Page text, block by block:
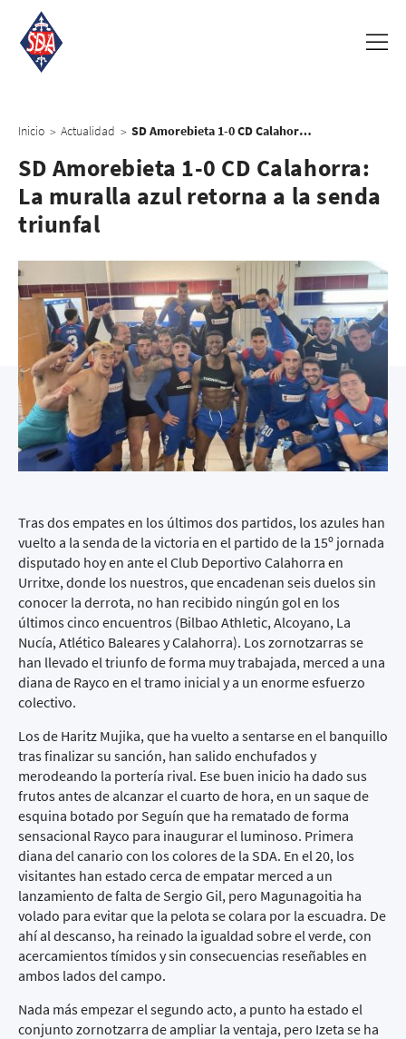
Inicio > Actualidad > SD Amorebieta 1-0 CD Calahorra: La muralla azul retorna a la senda triunfal
SD Amorebieta 1-0 CD Calahorra:
La muralla azul retorna a la senda
triunfal
Tras dos empates en los últimos dos partidos, los azules han
vuelto a la senda de la victoria en el partido de la 15º jornada
disputado hoy en ante el Club Deportivo Calahorra en
Urritxe, donde los nuestros, que encadenan seis duelos sin
conocer la derrota, no han recibido ningún gol en los
últimos cinco encuentros (Bilbao Athletic, Alcoyano, La
Nucía, Atlético Baleares y Calahorra). Los zornotzarras se
han llevado el triunfo de forma muy trabajada, merced a una
diana de Rayco en el tramo inicial y a un enorme esfuerzo
colectivo.
Los de Haritz Mujika, que ha vuelto a sentarse en el banquillo
tras finalizar su sanción, han salido enchufados y
merodeando la portería rival. Ese buen inicio ha dado sus
frutos antes de alcanzar el cuarto de hora, en un saque de
esquina botado por Seguín que ha rematado de forma
sensacional Rayco para inaugurar el luminoso. Primera
diana del canario con los colores de la SDA. En el 20, los
visitantes han estado cerca de empatar merced a un
lanzamiento de falta de Sergio Gil, pero Magunagoitia ha
volado para evitar que la pelota se colara por la escuadra. De
ahí al descanso, ha reinado la igualdad sobre el verde, con
acercamientos tímidos y sin consecuencias reseñables en
ambos lados del campo.
Nada más empezar el segundo acto, a punto ha estado el
conjunto zornotzarra de ampliar la ventaja, pero Izeta se ha